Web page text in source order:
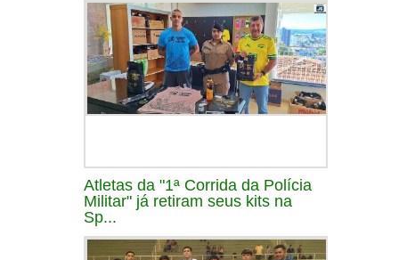
Atletas da "1ª Corrida da Polícia
Militar" já retiram seus kits na
Sp...